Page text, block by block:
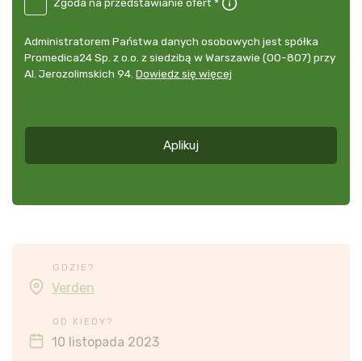
wycofania
dowolnym
momencie
udzielonej
DE
przedstawianie
Administrator
danych
osobowych
Administratorem Państwa danych osobowych jest spółka
Promedica24 Sp. z o.o. z siedzibą w Warszawie (00-807) przy
Al. Jerozolimskich 94. Dowiedz się więcej
Aplikuj
GDZIE?
Verden
OD KIEDY?
10 listopada 2023